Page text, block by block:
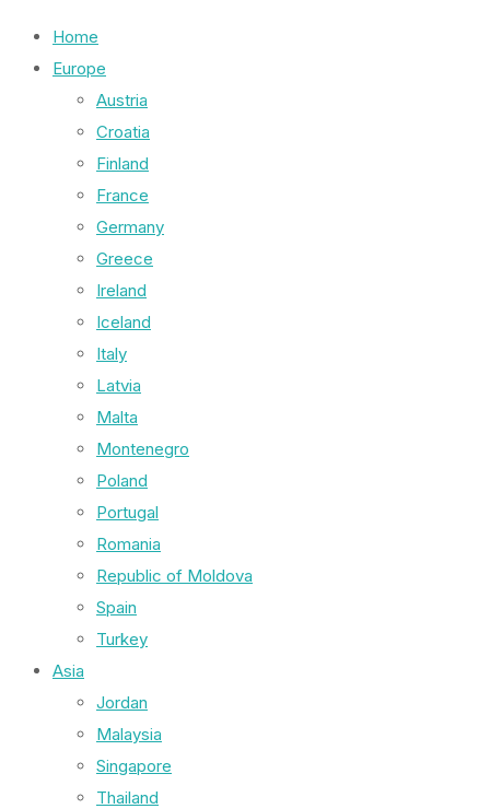
Home
Europe
Austria
Croatia
Finland
France
Germany
Greece
Ireland
Iceland
Italy
Latvia
Malta
Montenegro
Poland
Portugal
Romania
Republic of Moldova
Spain
Turkey
Asia
Jordan
Malaysia
Singapore
Thailand